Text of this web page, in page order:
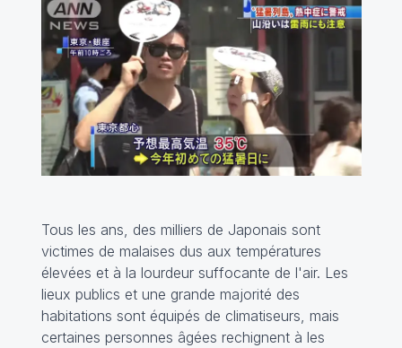
Tous les ans, des milliers de Japonais sont
victimes de malaises dus aux températures
élevées et à la lourdeur suffocante de l'air. Les
lieux publics et une grande majorité des
habitations sont équipés de climatiseurs, mais
certaines personnes âgées rechignent à les